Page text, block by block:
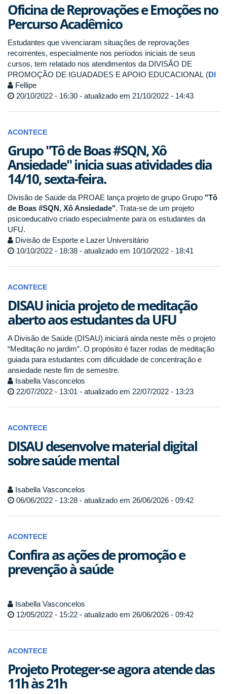
Oficina de Reprovações e Emoções no
Percurso Acadêmico
Estudantes que vivenciaram situações de reprovações
recorrentes, especialmente nos períodos iniciais de seus
cursos, tem relatado nos atendimentos da DIVISÃO DE
PROMOÇÃO DE IGUADADES E APOIO EDUCACIONAL (DI
Fellipe
20/10/2022 - 16:30 - atualizado em 21/10/2022 - 14:43
ACONTECE
Grupo "Tô de Boas #SQN, Xô
Ansiedade" inicia suas atividades dia
14/10, sexta-feira.
Divisão de Saúde da PROAE lança projeto de grupo Grupo "Tô
de Boas #SQN, Xô Ansiedade". Trata-se de um projeto
psicoeducativo criado especialmente para os estudantes da
UFU.
Divisão de Esporte e Lazer Universitário
10/10/2022 - 18:38 - atualizado em 10/10/2022 - 18:41
ACONTECE
DISAU inicia projeto de meditação
aberto aos estudantes da UFU
A Divisão de Saúde (DISAU) iniciará ainda neste mês o projeto
“Meditação no jardim”. O propósito é fazer rodas de meditação
guiada para estudantes com dificuldade de concentração e
ansiedade neste fim de semestre.
Isabella Vasconcelos
22/07/2022 - 13:01 - atualizado em 22/07/2022 - 13:23
ACONTECE
DISAU desenvolve material digital
sobre saúde mental
Isabella Vasconcelos
06/06/2022 - 13:28 - atualizado em 26/06/2026 - 09:42
ACONTECE
Confira as ações de promoção e
prevenção à saúde
Isabella Vasconcelos
12/05/2022 - 15:22 - atualizado em 26/06/2026 - 09:42
ACONTECE
Projeto Proteger-se agora atende das
11h às 21h